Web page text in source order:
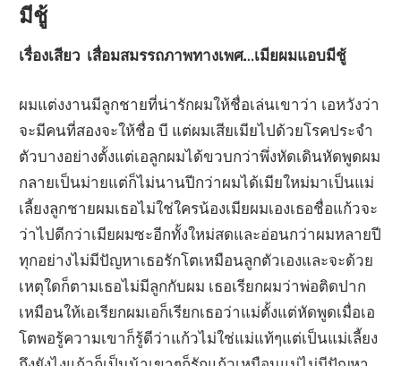
มีชู้
เรื่องเสียว เสื่อมสมรรถภาพทางเพศ…เมียผมแอบมีชู้
ผมแต่งงานมีลูกชายที่น่ารักผมให้ชื่อเล่นเขาว่า เอหวังว่า
จะมีคนที่สองจะให้ชื่อ บี แต่ผมเสียเมียไปด้วยโรคประจำ
ตัวบางอย่างตั้งแต่เอลูกผมได้ขวบกว่าพึ่งหัดเดินหัดพูดผม
กลายเป็นม่ายแต่ก็ไม่นานปีกว่าผมได้เมียใหม่มาเป็นแม่
เลี้ยงลูกชายผมเธอไม่ใช่ใครน้องเมียผมเองเธอชื่อแก้วจะ
ว่าไปดีกว่าเมียผมซะอีกทั้งใหม่สดและอ่อนกว่าผมหลายปี
ทุกอย่างไม่มีปัญหาเธอรักโตเหมือนลูกตัวเองและจะด้วย
เหตุใดก็ตามเธอไม่มีลูกกับผม เธอเรียกผมว่าพ่อติดปาก
เหมือนให้เอเรียกผมเอก็เรียกเธอว่าแม่ตั้งแต่หัดพูดเมื่อเอ
โตพอรู้ความเขาก็รู้ดีว่าแก้วไม่ใช่แม่แท้ๆแต่เป็นแม่เลี้ยง